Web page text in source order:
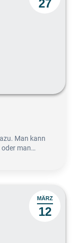
27
Man kann
oder man…
MÄRZ
12